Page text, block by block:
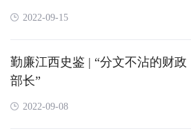
2022-09-15
勤廉江西史鉴 | “分文不沾的财政
部长”
2022-09-08